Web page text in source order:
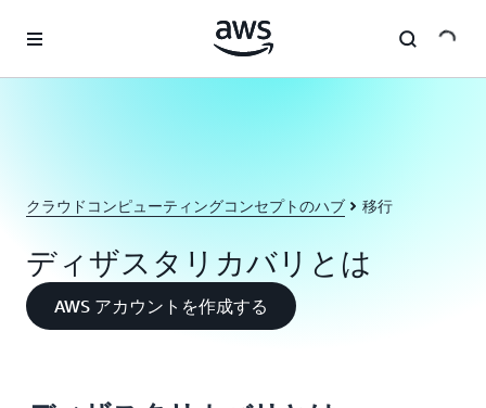
クラウドコンピューティングコンセプトのハブ 移行
ディザスタリカバリとは
AWS アカウントを作成する